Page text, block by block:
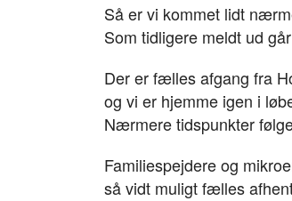
Så er vi kommet lidt
Som tidligere meldt ud
Der er fælles afgang fra
og vi er hjemme igen i
Nærmere tidspunkter
Familiespejdere og
så vidt muligt fælles